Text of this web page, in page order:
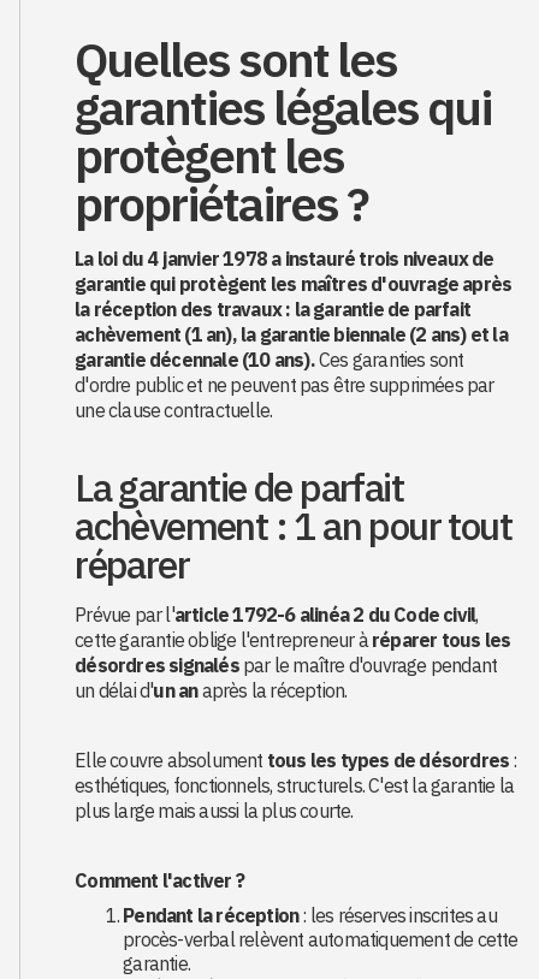
Quelles sont les
garanties légales qui
protègent les
propriétaires ?
La loi du 4 janvier 1978 a instauré trois niveaux de
garantie qui protègent les maîtres d'ouvrage après
la réception des travaux : la garantie de parfait
achèvement (1 an), la garantie biennale (2 ans) et la
garantie décennale (10 ans).Ces garanties sont
d'ordre public et ne peuvent pas être supprimées par
une clause contractuelle.
La garantie de parfait
achèvement : 1 an pour tout
réparer
Prévue par l'article 1792-6 alinéa 2 du Code civil,
cette garantie oblige l'entrepreneur àréparer tous les
désordres signaléspar le maître d'ouvrage pendant
un délai d'un anaprès la réception.
Elle couvre absolument tous les types de désordres :
esthétiques, fonctionnels, structurels. C'est la garantie la
plus large mais aussi la plus courte.
Comment l'activer ?
Pendant la réception: les réserves inscrites au
procès-verbal relèvent automatiquement de cette
garantie.